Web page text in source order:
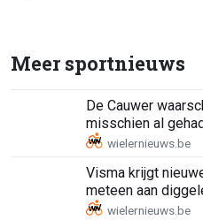
Meer sportnieuws
De Cauwer
misschien al
Visma krijgt
meteen aan